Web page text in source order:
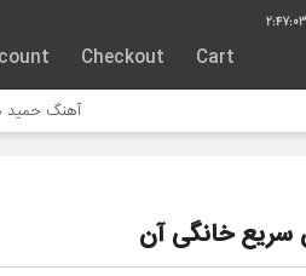
2:47:04
Cart
Checkout
آهنگ حمید هیراد به نام وطن
سریع خانگی آن